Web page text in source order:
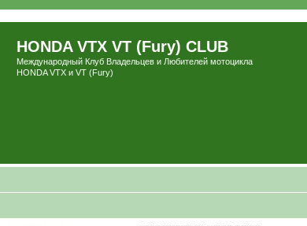
HONDA VTX VT (Fury) CLUB
Международный Клуб Владельцев и Любителей мотоцикла
HONDA VTX и VT (Fury)